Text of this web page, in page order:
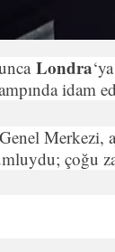
Londra
idam
Merkezi,
çoğu